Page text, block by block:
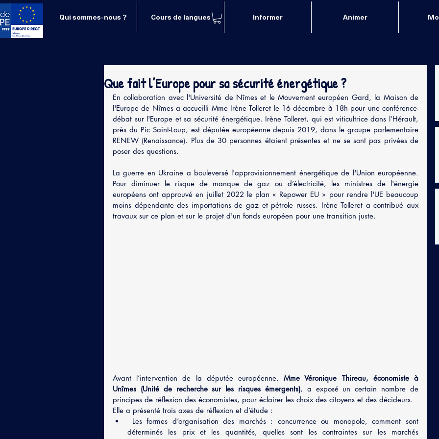
Qui sommes-nous ? Cours de langues Informer Animer
Que fait l’Europe pour sa sécurité énergétique ?
En collaboration avec l'Université de Nîmes et le Mouvement européen Gard, la Maison de
l'Europe de Nîmes a accueilli Mme Irène Tolleret le 16 décembre à 18h pour une conférence-
débat sur l'Europe et sa sécurité énergétique. Irène Tolleret, qui est viticultrice dans l’Hérault,
près du Pic Saint-Loup, est députée européenne depuis 2019, dans le groupe parlementaire
RENEW (Renaissance). Plus de 30 personnes étaient présentes et ne se sont pas privées de
poser des questions.
La guerre en Ukraine a bouleversé l'approvisionnement énergétique de l'Union européenne.
Pour diminuer le risque de manque de gaz ou d’électricité, les ministres de l'énergie
européens ont approuvé en juillet 2022 le plan « Repower EU » pour rendre l'UE beaucoup
moins dépendante des importations de gaz et pétrole russes. Irène Tolleret a contribué aux
travaux sur ce plan et sur le projet d'un fonds européen pour une transition juste.
Avant l’intervention de la députée européenne, Mme Véronique Thireau, économiste à
Unîmes (Unité de recherche sur les risques émergents), a exposé un certain nombre de
principes de réflexion des économistes, pour éclairer les choix des citoyens et des décideurs.
Elle a présenté trois axes de réflexion et d’étude :
déterminés les prix et les quantités, quelles sont les contraintes sur les marchés